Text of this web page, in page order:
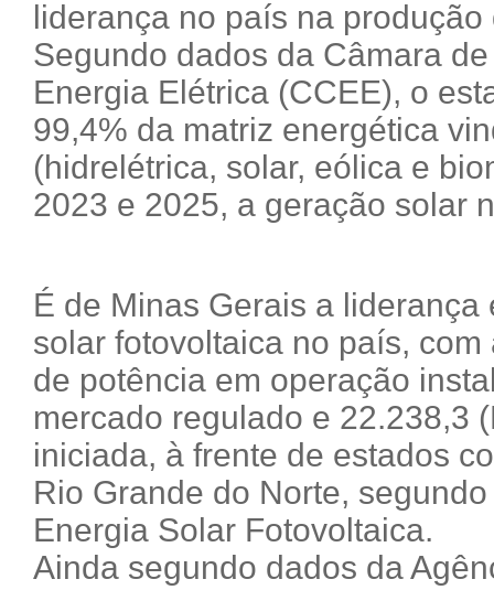
liderança no país na
Segundo dados da Câmara
Energia Elétrica (CCEE), o
99,4% da matriz energética
(hidrelétrica, solar, eólica e
2023 e 2025, a geração solar
É de Minas Gerais a
solar fotovoltaica no país,
de potência em operação
mercado regulado e 22.238,3
iniciada, à frente de estados
Rio Grande do Norte,
Energia Solar Fotovoltaica.
Ainda segundo dados da